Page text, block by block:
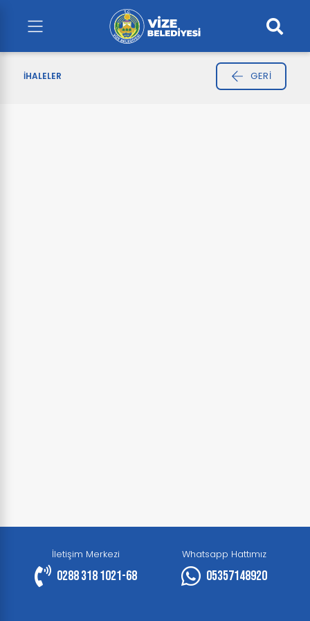
İHALELER GERI
İletişim Merkezi
0288 318 1021-68
Whatsapp Hattımız
05357148920